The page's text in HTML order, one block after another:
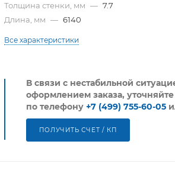
Толщина стенки, мм — 7.7
Длина, мм — 6140
Все характеристики
В связи с нестабильной
оформлением заказа,
по телефону+7 (499) 755-60-05
ПОЛУЧИТЬ СЧЕТ / КП